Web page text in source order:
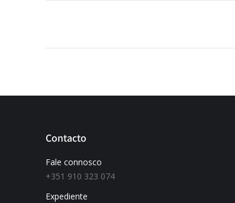
Contacto
Fale connosco
+351 910 323 074
Expediente